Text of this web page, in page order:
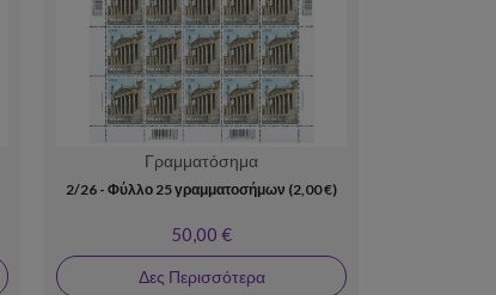
Γραμματόσημα
2/26 - Φύλλο 25 γραμματοσήμων (2,00 €)
50,00 €
Δες Περισσότερα